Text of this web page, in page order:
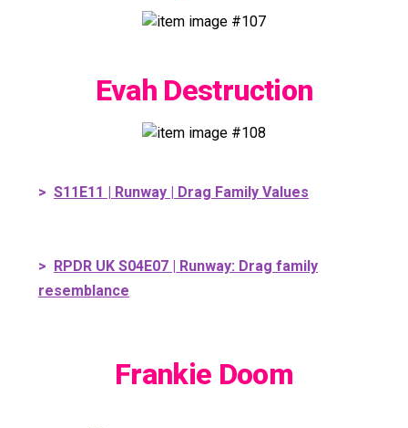
Evah Destruction
> S11E11 | Runway | Drag Family Values
> RPDR UK S04E07 | Runway: Drag family
resemblance
Frankie Doom